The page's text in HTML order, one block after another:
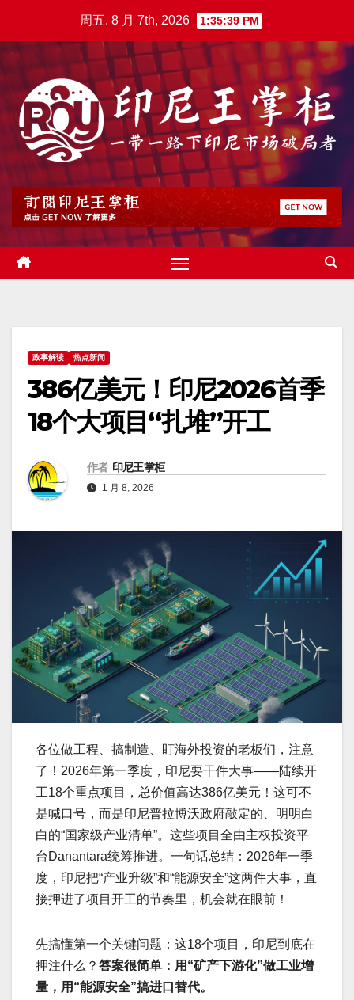
周五. 8 月 7th, 2026 1:35:40 PM
政事解读 热点新闻
386亿美元！印尼2026首季
18个大项目“扎堆”开工
作者 印尼王掌柜
1 月 8, 2026
各位做工程、搞制造、盯海外投资的老板们，注意
了！2026年第一季度，印尼要干件大事——陆续开
工18个重点项目，总价值高达386亿美元！这可不
是喊口号，而是印尼普拉博沃政府敲定的、明明白
白的“国家级产业清单”。这些项目全由主权投资平
台Danantara统筹推进。一句话总结：2026年一季
度，印尼把“产业升级”和“能源安全”这两件大事，直
接押进了项目开工的节奏里，机会就在眼前！
先搞懂第一个关键问题：这18个项目，印尼到底在
押注什么？ 答案很简单：用“矿产下游化”做工业增
量，用“能源安全”搞进口替代。